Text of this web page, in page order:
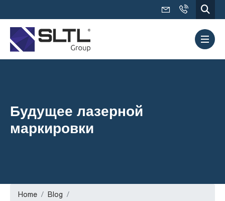
Будущее лазерной
маркировки
Home Blog